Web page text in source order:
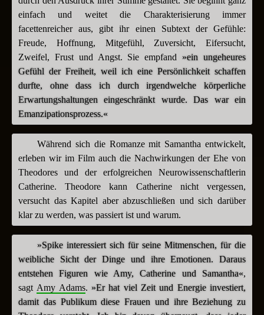
einfach und weitet die Charakterisierung immer
facettenreicher aus, gibt ihr einen Subtext der Gefühle:
Freude, Hoffnung, Mitgefühl, Zuversicht, Eifersucht,
Zweifel, Frust und Angst. Sie empfand»ein ungeheures
Gefühl der Freiheit, weil ich eine Persönlichkeit schaffen
durfte, ohne dass ich durch irgendwelche körperliche
Erwartungshaltungen eingeschränkt wurde. Das war ein
Emanzipationsprozess.«
Während sich die Romanze mit Samantha entwickelt,
erleben wir im Film auch die Nachwirkungen der Ehe von
Theodores und der erfolgreichen Neurowissenschaftlerin
Catherine. Theodore kann Catherine nicht vergessen,
versucht das Kapitel aber abzuschließen und sich darüber
klar zu werden, was passiert ist und warum.
»Spike interessiert sich für seine Mitmenschen, für die
weibliche Sicht der Dinge und ihre Emotionen. Daraus
entstehen Figuren wie Amy, Catherine und Samantha«,
sagt Amy Adams.»Er hat viel Zeit und Energie investiert,
damit das Publikum diese Frauen und ihre Beziehung zu